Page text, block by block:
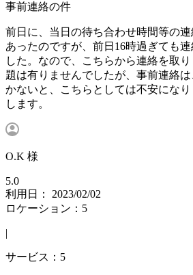
事前連絡の件
前日に、当日の待ち合わせ時間等の
あったのですが、前日16時過ぎても
した。なので、こちらから連絡を取
題は有りませんでしたが、事前連絡
かないと、こちらとしては不安にな
します。
O.K 様
5.0
利用日： 2023/02/02
ロケーション：5
|
サービス：5